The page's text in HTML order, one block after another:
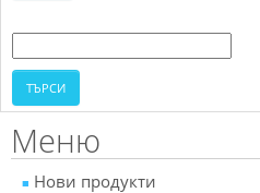
Меню
Нови продукти